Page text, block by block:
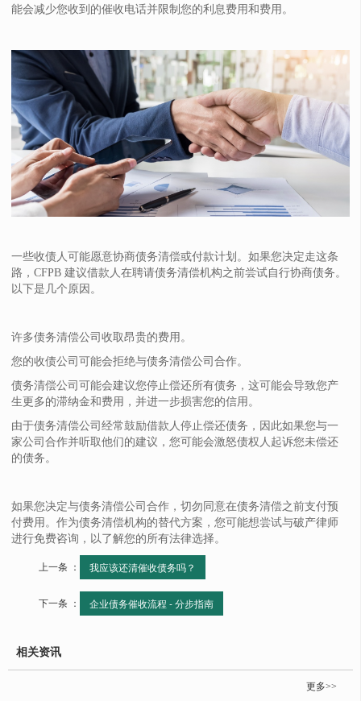
能会减少您收到的催收电话并限制您的利息费用和费用。
一些收债人可能愿意协商债务清偿或付款计划。如果您决定走这条
路，CFPB 建议借款人在聘请债务清偿机构之前尝试自行协商债务。
以下是几个原因。
许多债务清偿公司收取昂贵的费用。
您的收债公司可能会拒绝与债务清偿公司合作。
债务清偿公司可能会建议您停止偿还所有债务，这可能会导致您产
生更多的滞纳金和费用，并进一步损害您的信用。
由于债务清偿公司经常鼓励借款人停止偿还债务，因此如果您与一
家公司合作并听取他们的建议，您可能会激怒债权人起诉您未偿还
的债务。
如果您决定与债务清偿公司合作，切勿同意在债务清偿之前支付预
付费用。作为债务清偿机构的替代方案，您可能想尝试与破产律师
进行免费咨询，以了解您的所有法律选择。
上一条 ： 我应该还清催收债务吗？
下一条 ： 企业债务催收流程 - 分步指南
相关资讯
更多>>